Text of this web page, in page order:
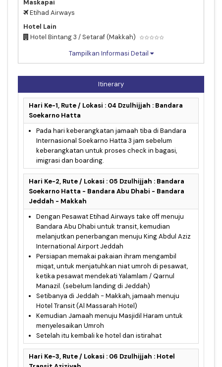
Maskapai
Etihad Airways
Hotel Lain
Hotel Bintang 3 / Setaraf (Makkah)
Tampilkan Informasi Detail
Itinerary
Hari Ke-1, Rute / Lokasi : 04 Dzulhijjah : Bandara
Soekarno Hatta
Pada hari keberangkatan jamaah tiba di Bandara
Internasional Soekarno Hatta 3 jam sebelum
keberangkatan untuk proses check in bagasi,
imigrasi dan boarding.
Hari Ke-2, Rute / Lokasi : 05 Dzulhijjah : Bandara
Soekarno Hatta - Bandara Abu Dhabi - Bandara
Jeddah - Makkah
Dengan Pesawat Etihad Airways take off menuju
Bandara Abu Dhabi untuk transit, kemudian
melanjutkan penerbangan menuju King Abdul Aziz
International Airport Jeddah
Persiapan memakai pakaian ihram mengambil
miqat, untuk menjatuhkan niat umroh di pesawat,
ketika pesawat mendekati Yalamlam / Qarnul
Manazil. (sebelum landing di Jeddah)
Setibanya di Jeddah - Makkah, jamaah menuju
Hotel Transit (Al Massarah Hotel)
Kemudian Jamaah menuju Masjidil Haram untuk
menyelesaikan Umroh
Setelah itu kembali ke hotel dan istirahat
Hari Ke-3, Rute / Lokasi : 06 Dzulhijjah : Hotel